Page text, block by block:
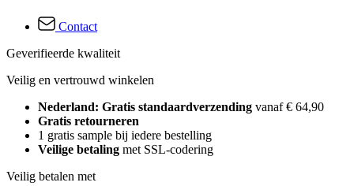
Contact
Geverifieerde kwaliteit
Veilig en vertrouwd winkelen
Nederland: Gratis standaardverzending vanaf € 64,90
Gratis retourneren
1 gratis sample bij iedere bestelling
Veilige betaling met SSL-codering
Veilig betalen met